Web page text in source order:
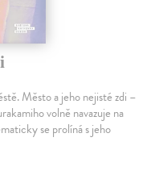
Město a jeho nejisté zdi –
volně navazuje na
se prolíná s jeho